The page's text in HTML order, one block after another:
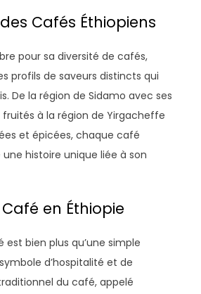
Cafés Éthiopiens
pour sa diversité de cafés,
profils de saveurs distincts qui
De la région de Sidamo avec ses
à la région de Yirgacheffe
et épicées, chaque café
histoire unique liée à son
en Éthiopie
est bien plus qu’une simple
d’hospitalité et de
du café, appelé